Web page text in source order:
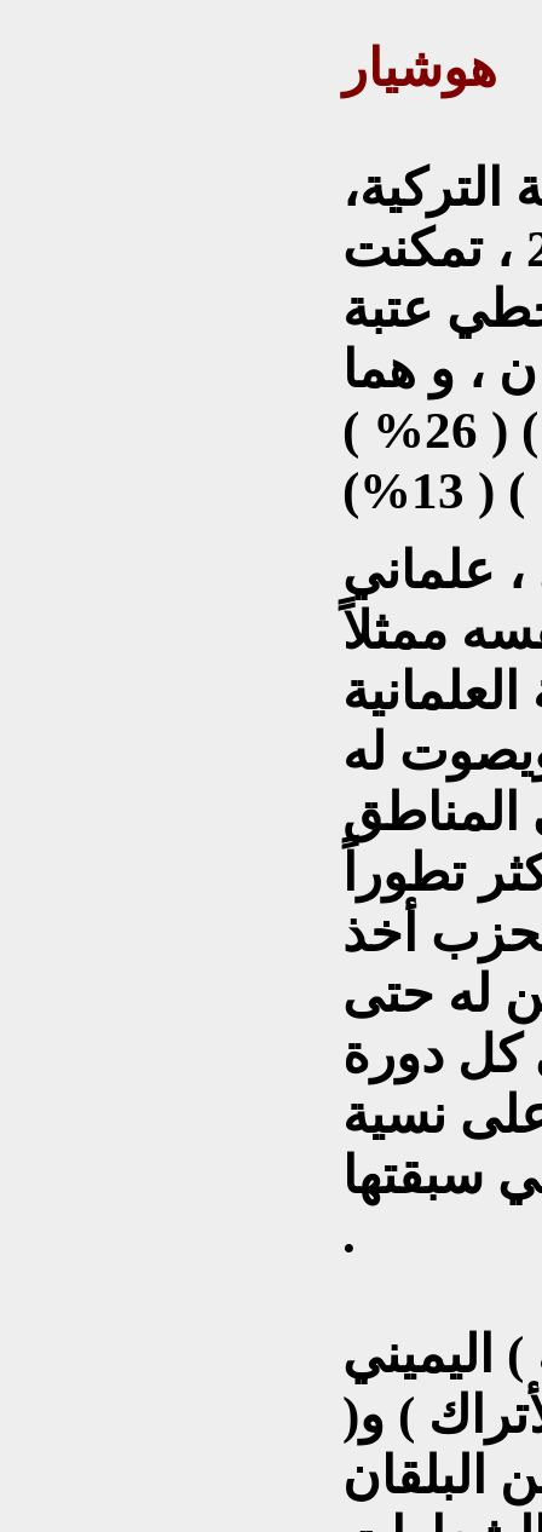
هوشيار
التركية،
التي جرت في عام 2011 ، تمكنت
عتبة
، و هما
( حزب الشعب الجمهوري ) ( 26% )
علماني
ممثلاً
له
المناطق
تطوراً
أخذ
له حتى
كل دورة
نسية
سبقتها
.
اليميني
) و(
البلقان